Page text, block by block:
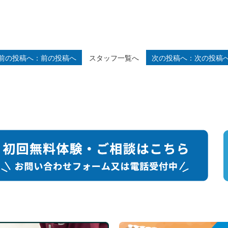
前の投稿へ スタッフ一覧へ 次の投稿